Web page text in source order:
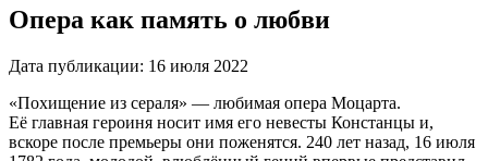
Опера как память о любви
Дата публикации: 16 июля 2022
«Похищение из сераля» — любимая опера Моцарта.
Её главная героиня носит имя его невесты Констанцы и,
вскоре после премьеры они поженятся. 240 лет назад, 16 июля